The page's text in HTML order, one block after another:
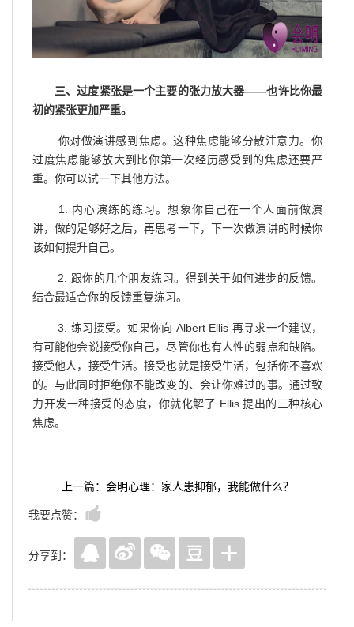
三、过度紧张是一个主要的张力放大器——也许比你最
初的紧张更加严重。
你对做演讲感到焦虑。这种焦虑能够分散注意力。你
过度焦虑能够放大到比你第一次经历感受到的焦虑还要严
重。你可以试一下其他方法。
1. 内心演练的练习。想象你自己在一个人面前做演
讲，做的足够好之后，再思考一下，下一次做演讲的时候你
该如何提升自己。
2. 跟你的几个朋友练习。得到关于如何进步的反馈。
结合最适合你的反馈重复练习。
3. 练习接受。如果你向 Albert Ellis 再寻求一个建议，
有可能他会说接受你自己，尽管你也有人性的弱点和缺陷。
接受他人，接受生活。接受也就是接受生活，包括你不喜欢
的。与此同时拒绝你不能改变的、会让你难过的事。通过致
力开发一种接受的态度，你就化解了 Ellis 提出的三种核心
焦虑。
上一篇：会明心理：家人患抑郁，我能做什么？
我要点赞：
分享到：